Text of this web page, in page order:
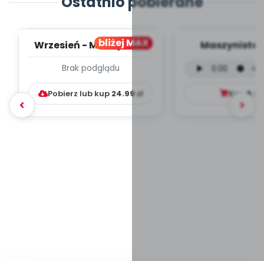
bliżej MAX
Wrzesień - MIESIĘCZNY
WYCHOWAWCZO –
DYDAKTYC...
Brak podglądu
Pobierz lub kup 24.99zł
Maszynista
mp3)
Kup 9.99